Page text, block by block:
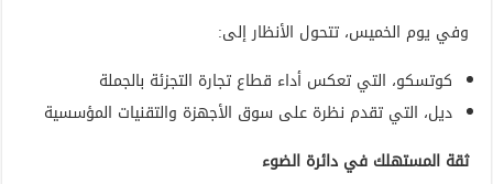
وفي يوم الخميس، تتحول الأنظار إلى:
كوتسكو، التي تعكس أداء قطاع تجارة التجزئة بالجملة
ديل، التي تقدم نظرة على سوق الأجهزة والتقنيات المؤسسية
ثقة المستهلك في دائرة الضوء